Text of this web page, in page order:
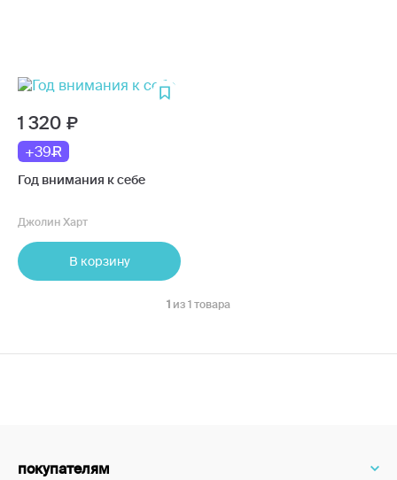
1 320
+39
Год внимания к себе
Джолин Харт
В корзину
1 из 1 товара
покупателям